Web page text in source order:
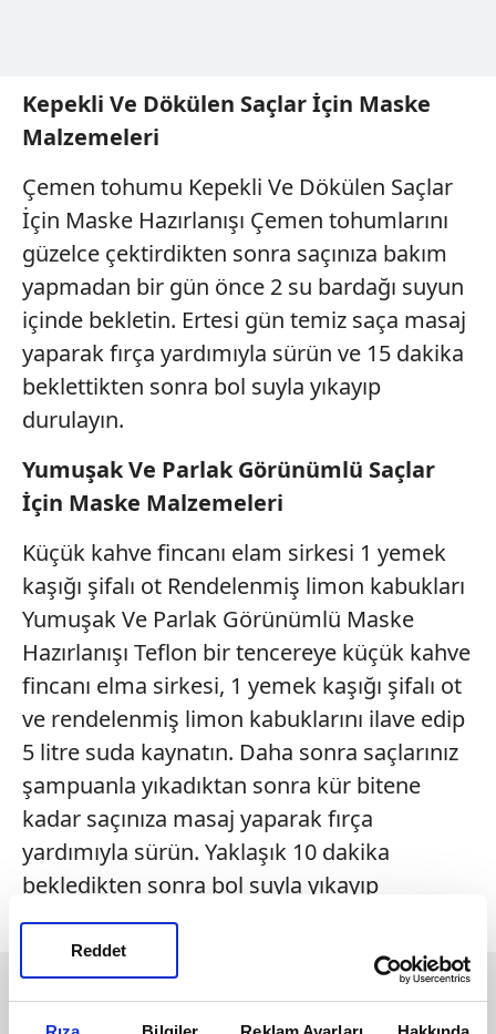
Reddet
Kepekli Ve Dökülen Saçlar İçin Maske
Malzemeleri
Çemen tohumu Kepekli Ve Dökülen Saçlar
İçin Maske Hazırlanışı Çemen tohumlarını
güzelce çektirdikten sonra saçınıza bakım
yapmadan bir gün önce 2 su bardağı suyun
içinde bekletin. Ertesi gün temiz saça masaj
yaparak fırça yardımıyla sürün ve 15 dakika
beklettikten sonra bol suyla yıkayıp
durulayın.
Yumuşak Ve Parlak Görünümlü Saçlar
İçin Maske Malzemeleri
Küçük kahve fincanı elam sirkesi 1 yemek
kaşığı şifalı ot Rendelenmiş limon kabukları
Yumuşak Ve Parlak Görünümlü Maske
Hazırlanışı Teflon bir tencereye küçük kahve
fincanı elma sirkesi, 1 yemek kaşığı şifalı ot
ve rendelenmiş limon kabuklarını ilave edip
5 litre suda kaynatın. Daha sonra saçlarınız
şampuanla yıkadıktan sonra kür bitene
kadar saçınıza masaj yaparak fırça
yardımıyla sürün. Yaklaşık 10 dakika
bekledikten sonra bol suyla yıkayıp
durulayın.